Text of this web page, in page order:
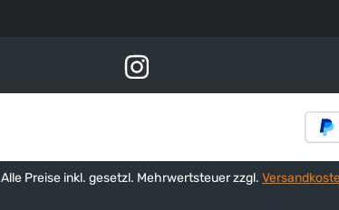
Alle Preise inkl. gesetzl. Mehrwertsteuer zzgl.